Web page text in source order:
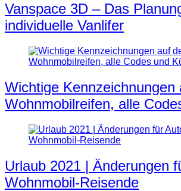
Vanspace 3D – Das
individuelle Vanlifer
Wichtige Kennzeichnungen
Wohnmobilreifen, alle
Urlaub 2021 | Änderungen
Wohnmobil-Reisende